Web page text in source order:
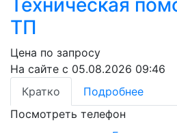
ТП
Цена по запросу
На сайте с 05.08.2026 09:46
Кратко
Подробнее
Посмотреть телефон